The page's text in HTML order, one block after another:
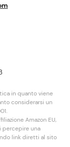
in quanto viene
considerarsi un
Amazon EU,
percepire una
link diretti al sito